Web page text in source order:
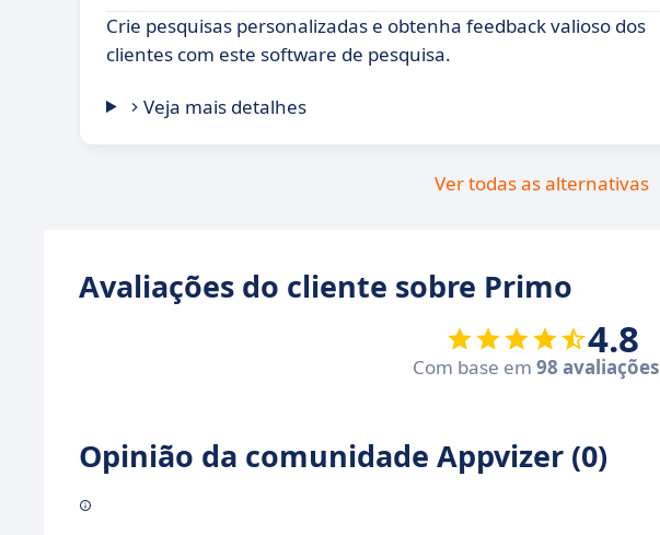
Crie pesquisas personalizadas e obtenha feedback valioso dos
clientes com este software de pesquisa.
Veja mais detalhes
Ver todas as alternativas
Avaliações do cliente sobre Primo
4.8
Com base em 98 avaliações
Opinião da comunidade Appvizer (0)